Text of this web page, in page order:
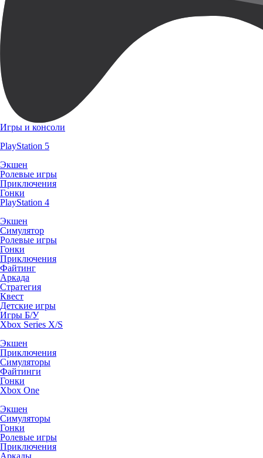
Игры и консоли
PlayStation 5
Экшен
Ролевые игры
Приключения
Гонки
PlayStation 4
Экшен
Симулятор
Ролевые игры
Гонки
Приключения
Файтинг
Аркада
Стратегия
Квест
Детские игры
Игры Б/У
Xbox Series X/S
Экшен
Приключения
Симуляторы
Файтинги
Гонки
Xbox One
Экшен
Симуляторы
Гонки
Ролевые игры
Приключения
Аркады